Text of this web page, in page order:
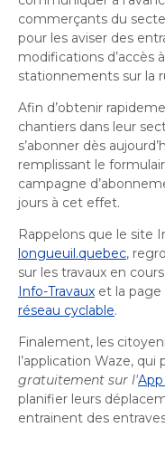
commerçants du
pour les aviser des
modifications d’accès
stationnements sur la
Afin d’obtenir
chantiers dans leur
s’abonner dès
remplissant le
campagne
jours à cet effet.
Rappelons que le site
longueuil.quebec,
sur les travaux en
Info-Travaux et la
réseau cyclable.
Finalement, les
l’application Waze,
gratuitement sur l'
planifier leurs
entrainent des